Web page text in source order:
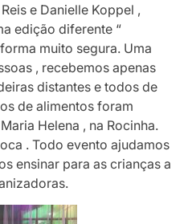
e Danielle Koppel ,
edição diferente “
muito segura. Uma
, recebemos apenas
distantes e todos de
de alimentos foram
Helena , na Rocinha.
. Todo evento ajudamos
ensinar para as crianças a